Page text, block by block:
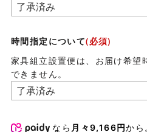
時間指定について(必須)
家具組立設置便は、お届け希望
できません。
なら 月々9,166円から